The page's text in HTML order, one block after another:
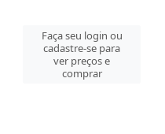
Faça seu login ou
cadastre-se para
ver preços e
comprar